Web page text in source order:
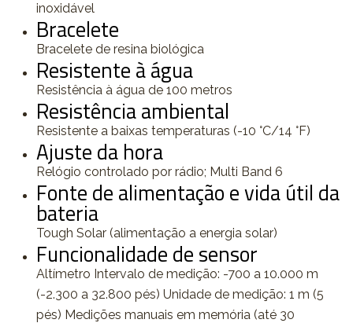
inoxidável
Bracelete
Bracelete de resina biológica
Resistente à água
Resistência à água de 100 metros
Resistência ambiental
Resistente a baixas temperaturas (-10 °C/14 °F)
Ajuste da hora
Relógio controlado por rádio; Multi Band 6
Fonte de alimentação e vida útil da
bateria
Tough Solar (alimentação a energia solar)
Funcionalidade de sensor
Altímetro Intervalo de medição: -700 a 10.000 m
(-2.300 a 32.800 pés) Unidade de medição: 1 m (5
pés) Medições manuais em memória (até 30